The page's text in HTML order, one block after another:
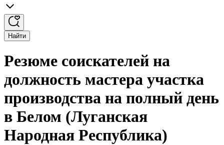
Найти
Резюме соискателей на
должность мастера участка
производства на полный день
в Белом (Луганская
Народная Республика)